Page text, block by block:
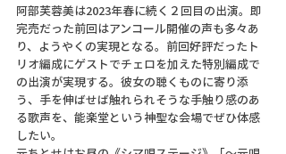
阿部芙蓉美は2023年春に続く２回目の出演。即
完売だった前回はアンコール開催の声も多々あ
り、ようやくの実現となる。前回好評だったト
リオ編成にゲストでチェロを加えた特別編成で
の出演が実現する。彼女の聴くものに寄り添
う、手を伸ばせば触れられそうな手触り感のあ
る歌声を、能楽堂という神聖な会場でぜひ体感
したい。